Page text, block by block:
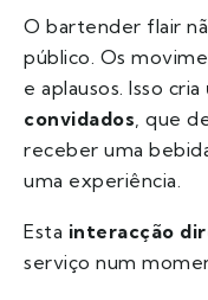
O bartender flair
público. Os
e aplausos. Isso cria
convidados, que
receber uma
uma experiência.
Esta interacção
serviço num